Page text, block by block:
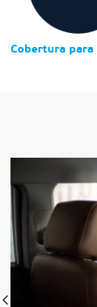
Cobertura